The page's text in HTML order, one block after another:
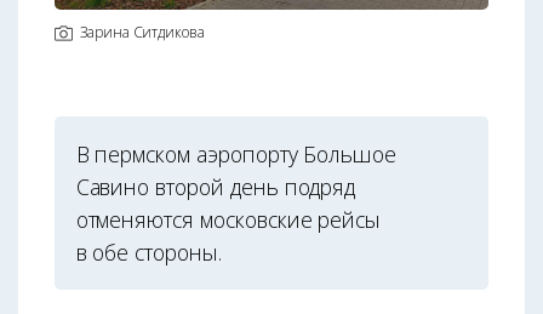
Зарина Ситдикова
В пермском аэропорту Большое
Савино второй день подряд
отменяются московские рейсы
в обе стороны.